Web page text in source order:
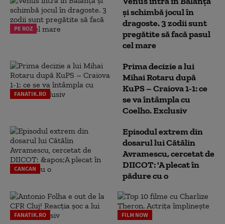
PE ROZ
și schimbă jocul în
dragoste. 3 zodii sunt
pregătite să facă pasul
cel mare
FANATIK.RO
Prima decizie a lui
Mihai Rotaru după
KuPS – Craiova 1-1: ce
se va întâmpla cu
Coelho. Exclusiv
CANCAN
Episodul extrem din
dosarul lui Cătălin
Avramescu, cercetat de
DIICOT: 'A plecat în
pădure cu o
FANATIK.RO FILM NOW